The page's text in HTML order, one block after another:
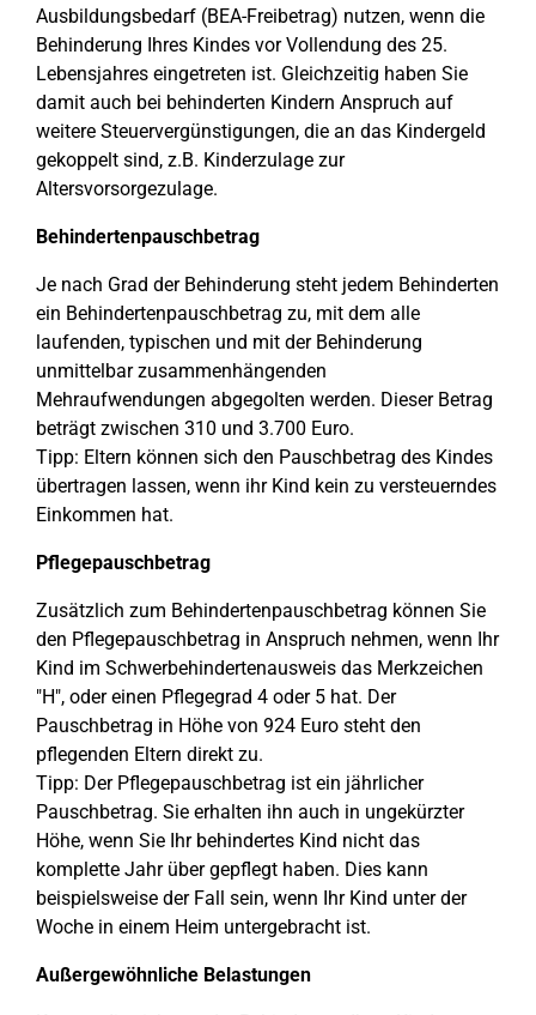
Ausbildungsbedarf (BEA-Freibetrag) nutzen, wenn die
Behinderung Ihres Kindes vor Vollendung des 25.
Lebensjahres eingetreten ist. Gleichzeitig haben Sie
damit auch bei behinderten Kindern Anspruch auf
weitere Steuervergünstigungen, die an das Kindergeld
gekoppelt sind, z.B. Kinderzulage zur
Altersvorsorgezulage.
Behindertenpauschbetrag
Je nach Grad der Behinderung steht jedem Behinderten
ein Behindertenpauschbetrag zu, mit dem alle
laufenden, typischen und mit der Behinderung
unmittelbar zusammenhängenden
Mehraufwendungen abgegolten werden. Dieser Betrag
beträgt zwischen 310 und 3.700 Euro.
Tipp: Eltern können sich den Pauschbetrag des Kindes
übertragen lassen, wenn ihr Kind kein zu versteuerndes
Einkommen hat.
Pflegepauschbetrag
Zusätzlich zum Behindertenpauschbetrag können Sie
den Pflegepauschbetrag in Anspruch nehmen, wenn Ihr
Kind im Schwerbehindertenausweis das Merkzeichen
"H", oder einen Pflegegrad 4 oder 5 hat. Der
Pauschbetrag in Höhe von 924 Euro steht den
pflegenden Eltern direkt zu.
Tipp: Der Pflegepauschbetrag ist ein jährlicher
Pauschbetrag. Sie erhalten ihn auch in ungekürzter
Höhe, wenn Sie Ihr behindertes Kind nicht das
komplette Jahr über gepflegt haben. Dies kann
beispielsweise der Fall sein, wenn Ihr Kind unter der
Woche in einem Heim untergebracht ist.
Außergewöhnliche Belastungen